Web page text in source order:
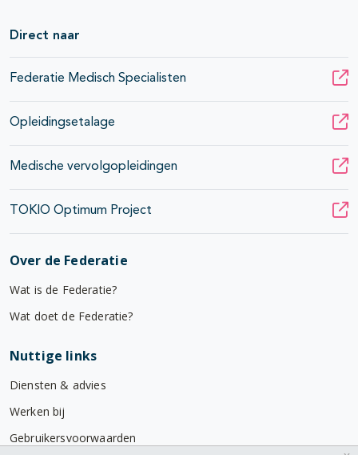
Direct naar
Federatie Medisch Specialisten
Opleidingsetalage
Medische vervolgopleidingen
TOKIO Optimum Project
Over de Federatie
Wat is de Federatie?
Wat doet de Federatie?
Nuttige links
Diensten & advies
Werken bij
Gebruikersvoorwaarden